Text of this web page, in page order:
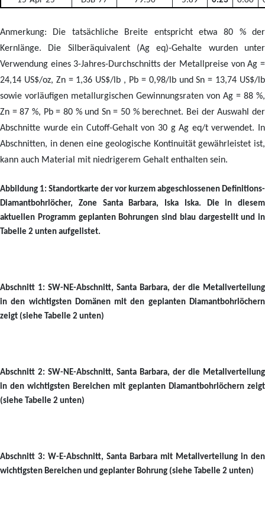
Anmerkung: Die tatsächliche Breite entspricht etwa 80 % der
Kernlänge. Die Silberäquivalent (Ag eq)-Gehalte wurden unter
Verwendung eines 3-Jahres-Durchschnitts der Metallpreise von Ag =
24,14 US$/oz, Zn = 1,36 US$/lb , Pb = 0,98/lb und Sn = 13,74 US$/lb
sowie vorläufigen metallurgischen Gewinnungsraten von Ag = 88 %,
Zn = 87 %, Pb = 80 % und Sn = 50 % berechnet. Bei der Auswahl der
Abschnitte wurde ein Cutoff-Gehalt von 30 g Ag eq/t verwendet. In
Abschnitten, in denen eine geologische Kontinuität gewährleistet ist,
kann auch Material mit niedrigerem Gehalt enthalten sein.
Abbildung 1: Standortkarte der vor kurzem abgeschlossenen Definitions-
Diamantbohrlöcher, Zone Santa Barbara, Iska Iska. Die in diesem
aktuellen Programm geplanten Bohrungen sind blau dargestellt und in
Tabelle 2 unten aufgelistet.
Abschnitt 1: SW-NE-Abschnitt, Santa Barbara, der die Metallverteilung
in den wichtigsten Domänen mit den geplanten Diamantbohrlöchern
zeigt (siehe Tabelle 2 unten)
Abschnitt 2: SW-NE-Abschnitt, Santa Barbara, der die Metallverteilung
in den wichtigsten Bereichen mit geplanten Diamantbohrlöchern zeigt
(siehe Tabelle 2 unten)
Abschnitt 3: W-E-Abschnitt, Santa Barbara mit Metallverteilung in den
wichtigsten Bereichen und geplanter Bohrung (siehe Tabelle 2 unten)